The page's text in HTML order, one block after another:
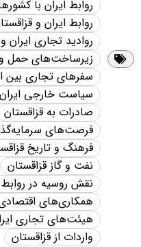
روابط ایران با
روابط ایران و
روادید تجاری ایران
زیرساخت‌های حمل و
سفرهای تجاری بین
سیاست خارجی
صادرات به قزاقستان
فرصت‌های
فرهنگ و تاریخ
نفت و گاز قزاقستان
نقش روسیه در روابط
همکاری‌های
هیئت‌های تجاری
واردات از قزاقستان